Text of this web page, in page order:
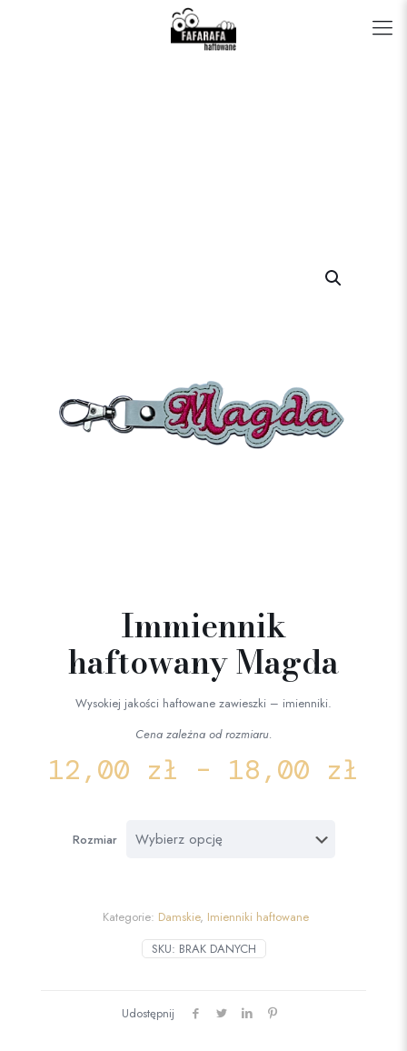
Immiennik
haftowany Magda
Wysokiej jakości haftowane zawieszki – imienniki.
Cena zależna od rozmiaru.
12,00 zł – 18,00 zł
Rozmiar
SKU: BRAK DANYCH
Kategorie: Damskie, Imienniki haftowane
Udostępnij